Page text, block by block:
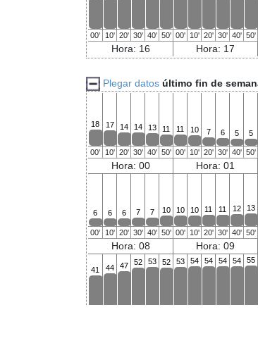
00' 10' 20' 30' 40' 50' 00' 10' 20' 30' 40' 50'
Hora: 16 Hora: 17
Plegar datos último fin de
18 17 14 14 13 11 11 10 7 6 5 5
00' 10' 20' 30' 40' 50' 00' 10' 20' 30' 40' 50'
Hora: 00 Hora: 01
6 6 6 7 7 10 10 10 11 11 12 13
00' 10' 20' 30' 40' 50' 00' 10' 20' 30' 40' 50'
Hora: 08 Hora: 09
41 44 47 52 53 52 53 54 54 54 54 55